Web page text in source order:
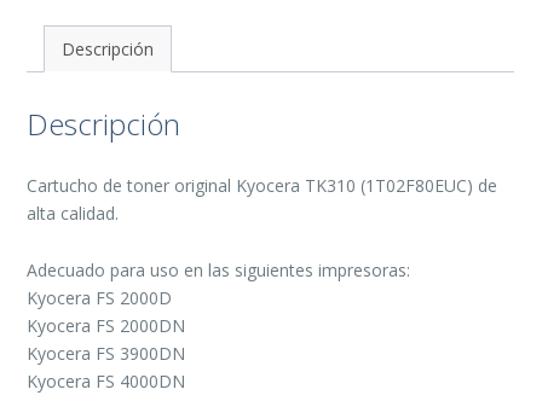
Descripción
Descripción
Cartucho de toner original Kyocera TK310 (1T02F80EUC) de
alta calidad.
Adecuado para uso en las siguientes impresoras:
Kyocera FS 2000D
Kyocera FS 2000DN
Kyocera FS 3900DN
Kyocera FS 4000DN